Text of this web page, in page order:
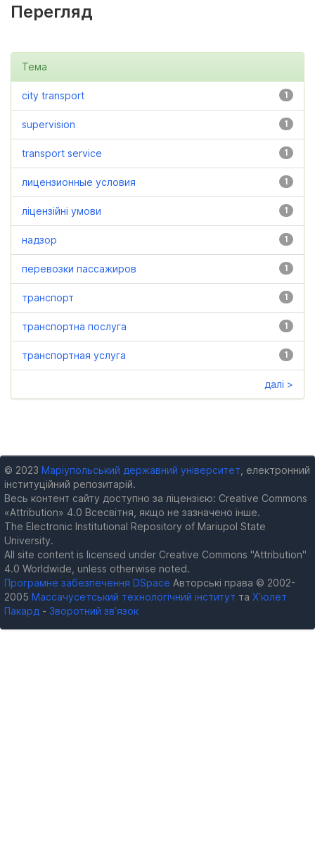
Перегляд
Тема
1
city transport
1
supervision
1
transport service
1
лицензионные условия
1
ліцензійні умови
1
надзор
1
перевозки пассажиров
1
транспорт
1
транспортна послуга
1
транспортная услуга
далі >
© 2023 Маріупольський державний університет , електронний
інституційний репозитарій.
Весь контент сайту доступно за ліцензією: Creative Commons
«Attribution» 4.0 Всесвітня, якщо не зазначено інше.
The Electronic Institutional Repository of Mariupol State
University.
All site content is licensed under Creative Commons "Attribution"
4.0 Worldwide, unless otherwise noted.
Програмне забезпечення DSpace Авторські права © 2002-
2005 Массачусетський технологічний інститут та Х’юлет
Пакард - Зворотний зв’язок